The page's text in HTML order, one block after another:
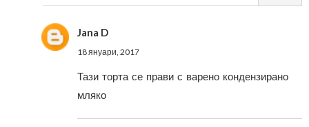
Jana D
18 януари, 2017
Тази торта се прави с варено кондензирано
мляко